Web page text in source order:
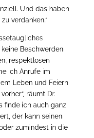
Und das haben
verdanken.“
Beschwerden
respektlosen
ich Anrufe im
Leben und Feiern
räumt Dr.
finde ich auch ganz
der kann seinen
zumindest in die